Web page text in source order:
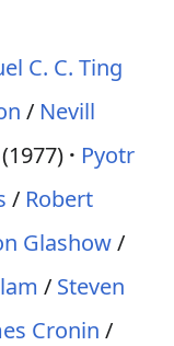
C. C. Ting
/ Nevill
(1977)
Pyotr
/ Robert
Glashow/
/ Steven
Cronin /